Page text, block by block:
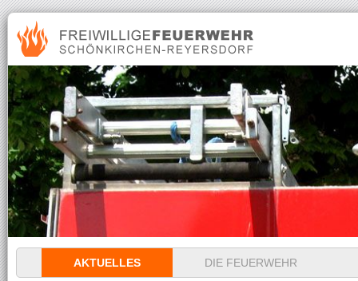
Navigation
überspringenAKTUELLES DIE FEUERWEHR